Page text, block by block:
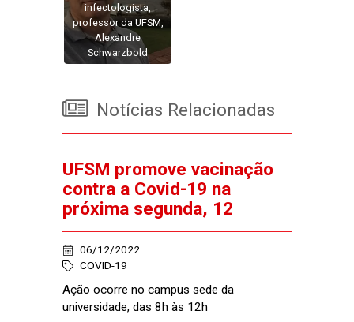
infectologista,
professor da UFSM,
Alexandre
Schwarzbold
Notícias Relacionadas
UFSM promove vacinação
contra a Covid-19 na
próxima segunda, 12
06/12/2022
COVID-19
Ação ocorre no campus sede da
universidade, das 8h às 12h